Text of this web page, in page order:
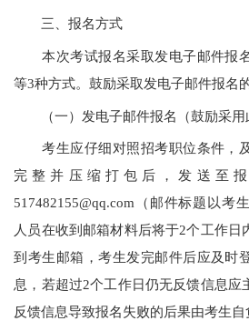
三、报名方式
本次考试报名采取发电子邮件报
等3种方式。鼓励采取发电子邮件报名
（一）发电子邮件报名（鼓励采用
考生应仔细对照招考职位条件，
完整并压缩打包后，发送至
517482155@qq.com （邮件标题以考
人员在收到邮箱材料后将于2个工作日
到考生邮箱，考生发完邮件后应及时
息，若超过2个工作日仍无反馈信息应
反馈信息导致报名失败的后果由考生自